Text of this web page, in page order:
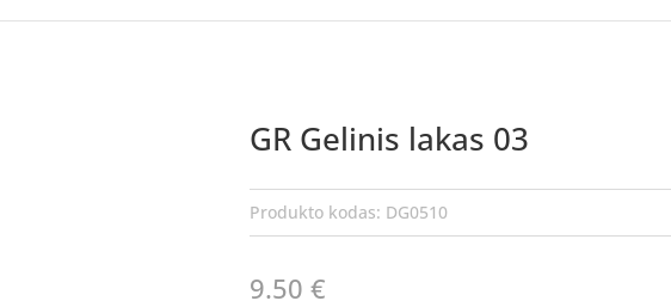
GR Gelinis lakas 03
Produkto kodas: DG0510
9.50 €